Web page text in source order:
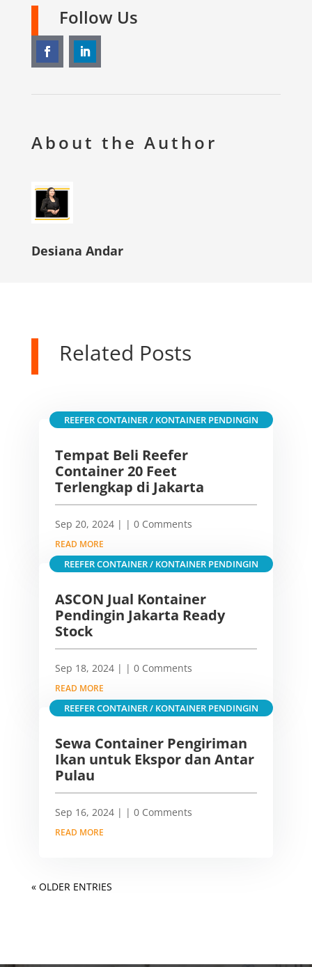
Follow Us
About the Author
Desiana Andar
Related Posts
Tempat Beli Reefer
Container 20 Feet
Terlengkap di Jakarta
Sep 20, 2024|
REEFER CONTAINER / KONTAINER PENDINGIN
| 0 Comments
READ MORE
ASCON Jual Kontainer
Pendingin Jakarta Ready
Stock
Sep 18, 2024|
REEFER CONTAINER / KONTAINER PENDINGIN
| 0 Comments
READ MORE
Sewa Container Pengiriman
Ikan untuk Ekspor dan Antar
Pulau
Sep 16, 2024|
REEFER CONTAINER / KONTAINER PENDINGIN
| 0 Comments
READ MORE
« OLDER ENTRIES